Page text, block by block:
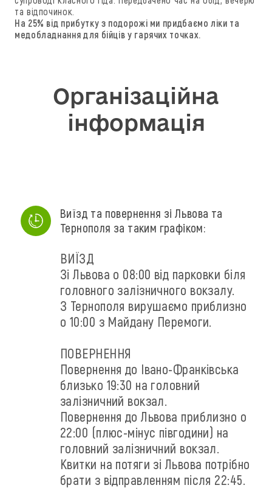
та відпочинок.
На 25% від прибутку з подорожі ми придбаємо ліки та
медобладнання для бійців у гарячих точках.
Організаційна
інформація
Виїзд та повернення зі Львова та
Тернополя за таким графіком:
ВИЇЗД
Зі Львова о 08:00 від парковки біля
головного залізничного вокзалу.
З Тернополя вирушаємо приблизно
о 10:00 з Майдану Перемоги.
ПОВЕРНЕННЯ
Повернення до Івано-Франківська
близько 19:30 на головний
залізничний вокзал.
Повернення до Львова приблизно о
22:00 (плюс-мінус півгодини) на
головний залізничний вокзал.
Квитки на потяги зі Львова потрібно
брати з відправленням після 22:45.